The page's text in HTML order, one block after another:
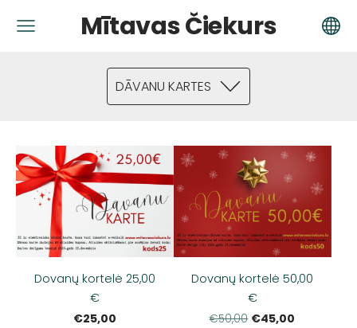
Mītavas Čiekurs
DĀVANU KARTES
Dovanų kortelė 25,00
€
€25,00
Dovanų kortelė 50,00
€
€50,00 €45,00